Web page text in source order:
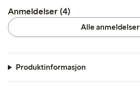
Anmeldelser (4)
Alle anmeldelser
Produktinformasjon